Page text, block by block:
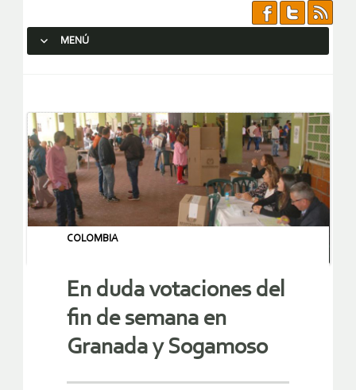
MENÚ
COLOMBIA
En duda votaciones del
fin de semana en
Granada y Sogamoso